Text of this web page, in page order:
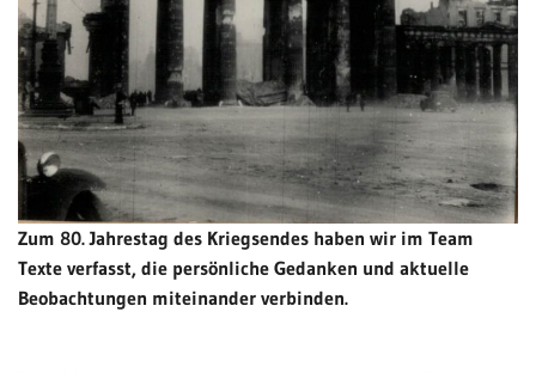
Zum 80. Jahrestag des Kriegsendes haben wir im Team
Texte verfasst, die persönliche Gedanken und aktuelle
Beobachtungen miteinander verbinden.